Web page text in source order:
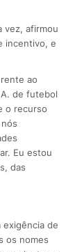
vez, afirmou
incentivo, e
ao
de futebol
o recurso
Eu estou
das
exigência de
os nomes